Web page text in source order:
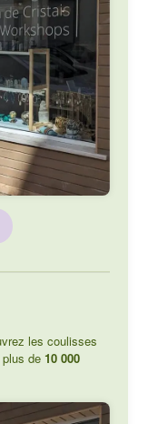
les coulisses
de 10 000